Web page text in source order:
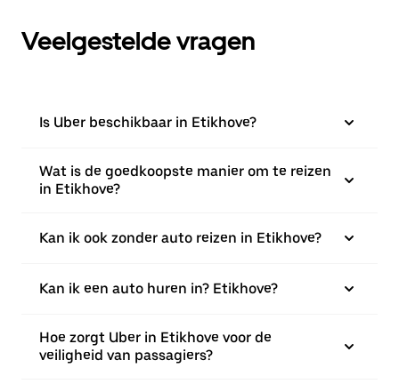
Veelgestelde vragen
Is Uber beschikbaar in Etikhove?
Wat is de goedkoopste manier om te reizen
in Etikhove?
Kan ik ook zonder auto reizen in Etikhove?
Kan ik een auto huren in? Etikhove?
Hoe zorgt Uber in Etikhove voor de
veiligheid van passagiers?